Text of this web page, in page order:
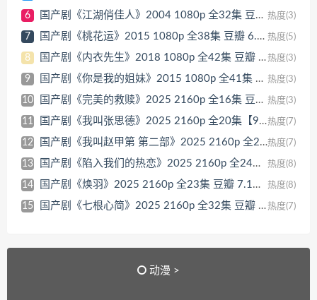
6 国产剧《江湖俏佳人》2004 1080p 全32集 豆瓣 8.2分【155GB】 热度(3)
7 国产剧《桃花运》2015 1080p 全38集 豆瓣 6.5分【71GB】 热度(5)
8 国产剧《内衣先生》2018 1080p 全42集 豆瓣 4.4分【96GB】 热度(3)
9 国产剧《你是我的姐妹》2015 1080p 全41集 豆瓣 4.8分【27GB】 热度(3)
10 国产剧《完美的救赎》2025 2160p 全16集 豆瓣 6.0分【79GB】 热度(3)
11 国产剧《我叫张思德》2025 2160p 全20集【93GB】 热度(7)
12 国产剧《我叫赵甲第 第二部》2025 2160p 全26集 豆瓣 6.5分【169GB】 热度(7)
13 国产剧《陷入我们的热恋》2025 2160p 全24集 豆瓣 6.5分【55GB】 热度(8)
14 国产剧《焕羽》2025 2160p 全23集 豆瓣 7.1分【106GB】 热度(8)
15 国产剧《七根心简》2025 2160p 全32集 豆瓣 6.3分【277GB】 热度(7)
动漫 >